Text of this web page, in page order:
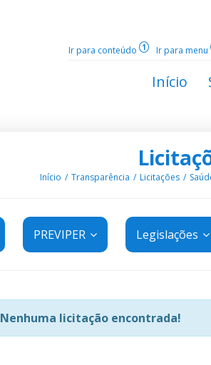
Ir para conteúdo 1 Ir para menu
Início
Início Transparência Licitações
PREVIPER Legislações
Nenhuma licitação encontrada!